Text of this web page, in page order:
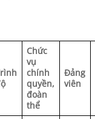
Chức
vụ
chính
quyền,
đoàn
thể
Đảng
viên